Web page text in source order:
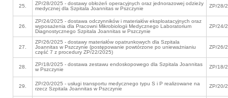
25.
ZP/28/2025 - dostawy obłożeń operacyjnych oraz jednorazowej odzieży
medycznej dla Szpitala Joannitas w Pszczynie
ZP/28/
26.
ZP/24/2025 - dostawa odczynników i materiałów eksploatacyjnych oraz
wyposażenia dla Pracowni Mikrobiologii Medycznego Laboratorium
Diagnostycznego Szpitala Joannitas w Pszczynie
ZP/24/
27.
ZP/26/2025 - dostawy materiałów opatrunkowych dla Szpitala
Joannitas w Pszczynie (postępowanie powtórzone po unieważnianiu
część 7 z procedury ZP/22/2025)
ZP/26/
28.
ZP/18/2025 - dostawa zestawu endoskopowego dla Szpitala Joannitas
w Pszczynie
ZP/18/
29.
ZP/20/2025 - usługi transportu medycznego typu S i P realizowane na
rzecz Szpitala Joannitas w Pszczynie
ZP/20/